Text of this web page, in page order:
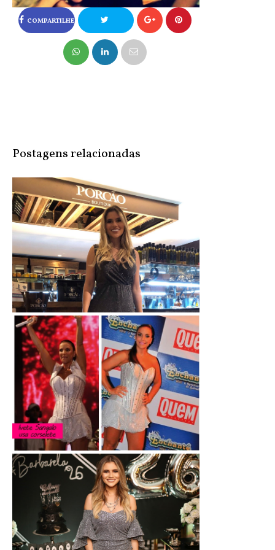
COMPARTILHE
NO FACEBOOK COMPARTILHE
Postagens relacionadas
Macacão de Lurex - brilho e gliter
Lingerie: CORPETE